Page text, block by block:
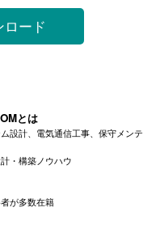
ロード
とは
設計、電気通信工事、保守メンテ
・構築ノウハウ
が多数在籍